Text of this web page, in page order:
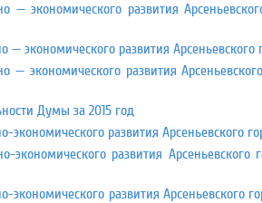
— экономического развития
— экономического развития Арсеньевского
— экономического развития
Думы за 2015 год
экономического развития Арсеньевского
экономического развития Арсеньевского
экономического развития Арсеньевского